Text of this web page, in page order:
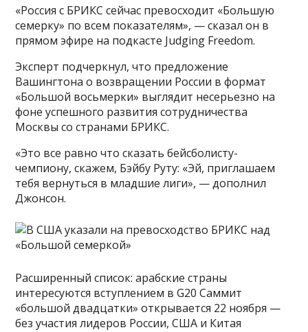
«Россия с БРИКС сейчас превосходит «Большую
семерку» по всем показателям», — сказал он в
прямом эфире на подкасте Judging Freedom.
Эксперт подчеркнул, что предложение
Вашингтона о возвращении России в формат
«Большой восьмерки» выглядит несерьезно на
фоне успешного развития сотрудничества
Москвы со странами БРИКС.
«Это все равно что сказать бейсболисту-
чемпиону, скажем, Бэйбу Руту: «Эй, приглашаем
тебя вернуться в младшие лиги», — дополнил
Джонсон.
Расширенный список: арабские страны
интересуются вступлением в G20 Саммит
«большой двадцатки» открывается 22 ноября —
без участия лидеров России, США и Китая